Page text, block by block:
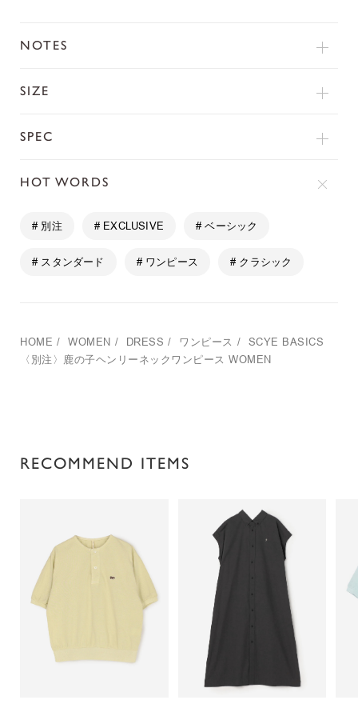
NOTES
SIZE
SPEC
HOT WORDS
# 別注 # EXCLUSIVE # ベーシック
# スタンダード # ワンピース # クラシック
HOME / WOMEN / DRESS / ワンピース /
SCYE BASICS
〈別注〉鹿の子ヘンリーネックワンピース WOMEN
RECOMMEND ITEMS